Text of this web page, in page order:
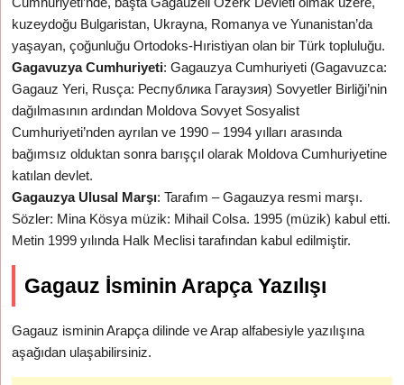
kuzeydoğu Bulgaristan, Ukrayna, Romanya ve Yunanistan’da
yaşayan, çoğunluğu Ortodoks-Hıristiyan olan bir Türk topluluğu.
Gagavuzya Cumhuriyeti: Gagauzya Cumhuriyeti (Gagavuzca:
Gagauz Yeri, Rusça: Республика Гагаузия) Sovyetler Birliği’nin
dağılmasının ardından Moldova Sovyet Sosyalist
Cumhuriyeti’nden ayrılan ve 1990 – 1994 yılları arasında
bağımsız olduktan sonra barışçıl olarak Moldova Cumhuriyetine
katılan devlet.
Gagauzya Ulusal Marşı: Tarafım – Gagauzya resmi marşı.
Sözler: Mina Kösya müzik: Mihail Colsa. 1995 (müzik) kabul etti.
Metin 1999 yılında Halk Meclisi tarafından kabul edilmiştir.
Gagauz İsminin Arapça Yazılışı
Gagauz isminin Arapça dilinde ve Arap alfabesiyle yazılışına
aşağıdan ulaşabilirsiniz.